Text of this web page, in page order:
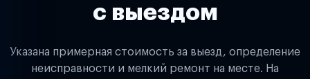
с выездом
Указана примерная стоимость за выезд, определение
неисправности и мелкий ремонт на месте. На